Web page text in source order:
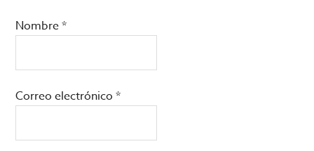
Nombre*
Correo electrónico*